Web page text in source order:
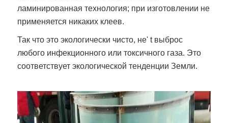
ламинированная технология; при изготовлении не
применяется никаких клеев.
Так что это экологически чисто, не' t выброс
любого инфекционного или токсичного газа. Это
соответствует экологической тенденции Земли.